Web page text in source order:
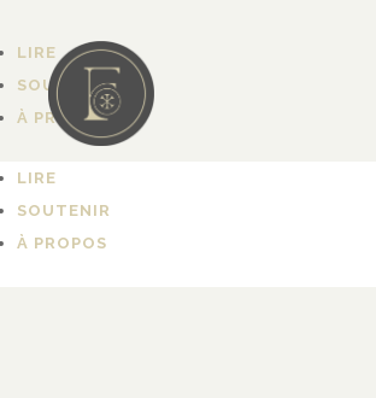
LIRE
SOUTENIR
À PROPOS
LIRE
SOUTENIR
À PROPOS